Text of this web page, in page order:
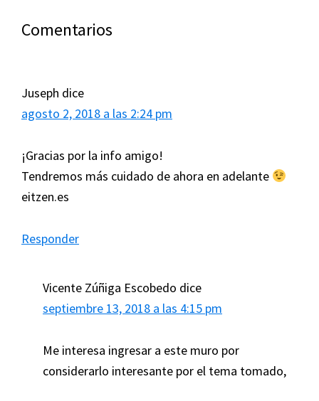
Interacciones
lectores
Comentarios
Juseph dice
agosto 2, 2018 a las 2:24 pm
¡Gracias por la info amigo!
Tendremos más cuidado de ahora en adelante
eitzen.es
Responder
Vicente Zúñiga Escobedo dice
septiembre 13, 2018 a las 4:15 pm
Me interesa ingresar a este muro por
considerarlo interesante por el tema tomado,